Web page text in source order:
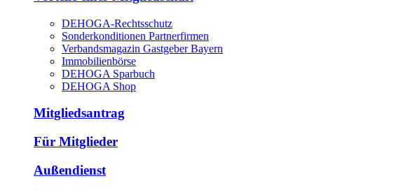
DEHOGA-Rechtsschutz
Sonderkonditionen Partnerfirmen
Verbandsmagazin Gastgeber Bayern
Immobilienbörse
DEHOGA Sparbuch
DEHOGA Shop
Mitgliedsantrag
Für Mitglieder
Außendienst